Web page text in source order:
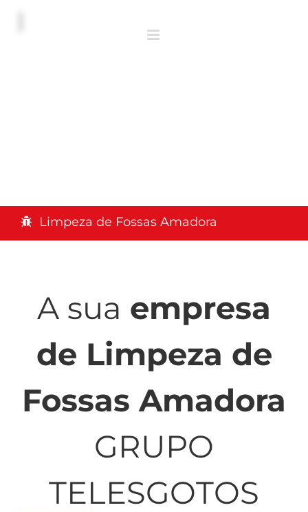
Limpeza de Fossas Amadora
A sua empresa
de Limpeza de
Fossas Amadora
GRUPO
TELESGOTOS